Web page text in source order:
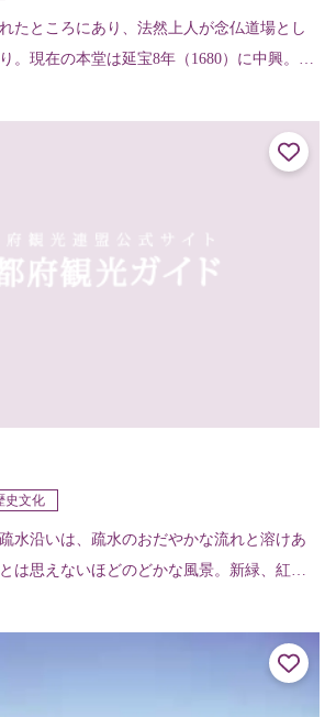
たところにあり、法然上人が念仏道場とし
。現在の本堂は延宝8年（1680）に中興。苔
史文化
水沿いは、疏水のおだやかな流れと溶けあ
は思えないほどのどかな風景。新緑、紅葉
...